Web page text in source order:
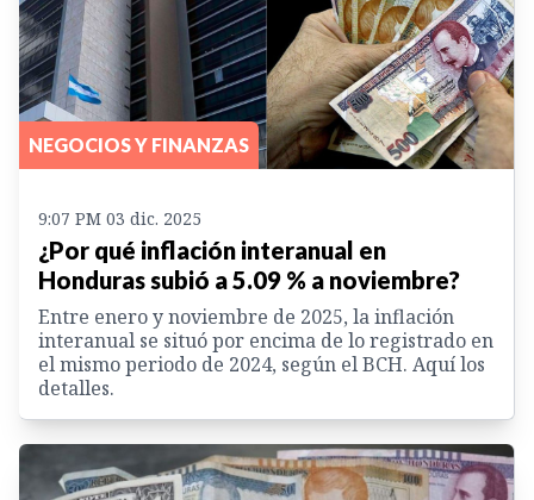
NEGOCIOS Y FINANZAS
9:07 PM 03 dic. 2025
¿Por qué inflación interanual en
Honduras subió a 5.09 % a noviembre?
Entre enero y noviembre de 2025, la inflación
interanual se situó por encima de lo registrado en
el mismo periodo de 2024, según el BCH. Aquí los
detalles.